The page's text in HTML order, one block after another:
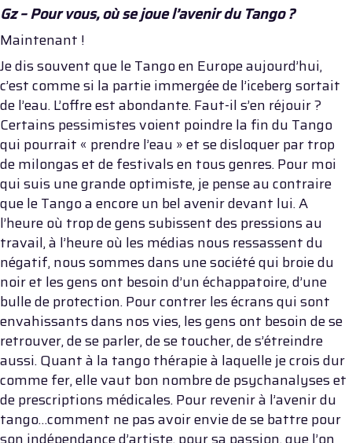
Gz – Pour vous, où se joue l’avenir du Tango ?
Maintenant !
Je dis souvent que le Tango en Europe aujourd’hui,
c’est comme si la partie immergée de l’iceberg sortait
de l’eau. L’offre est abondante. Faut-il s’en réjouir ?
Certains pessimistes voient poindre la fin du Tango
qui pourrait « prendre l’eau » et se disloquer par trop
de milongas et de festivals en tous genres. Pour moi
qui suis une grande optimiste, je pense au contraire
que le Tango a encore un bel avenir devant lui. A
l’heure où trop de gens subissent des pressions au
travail, à l’heure où les médias nous ressassent du
négatif, nous sommes dans une société qui broie du
noir et les gens ont besoin d’un échappatoire, d’une
bulle de protection. Pour contrer les écrans qui sont
envahissants dans nos vies, les gens ont besoin de se
retrouver, de se parler, de se toucher, de s’étreindre
aussi. Quant à la tango thérapie à laquelle je crois dur
comme fer, elle vaut bon nombre de psychanalyses et
de prescriptions médicales. Pour revenir à l’avenir du
tango…comment ne pas avoir envie de se battre pour